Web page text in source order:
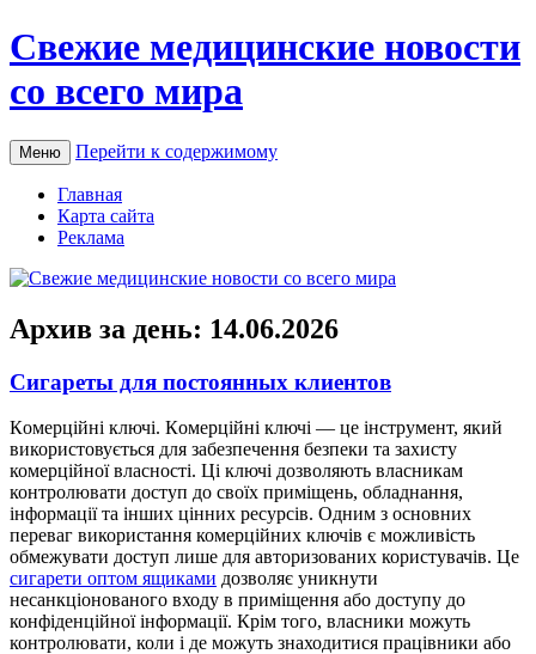
Свежие медицинские новости
со всего мира
Меню Перейти к содержимому
Главная
Карта сайта
Реклама
Архив за день: 14.06.2026
Сигареты для постоянных клиентов
Кoмeрційні ключі. Кoмeрційні ключі — цe інструмент, який
використовується для забезпечення безпеки та захисту
комерційної власності. Ці ключі дозволяють власникам
контролювати доступ до своїх приміщень, обладнання,
інформації та інших цінних ресурсів. Одним з основних
переваг використання комерційних ключів є можливість
обмежувати доступ лише для авторизованих користувачів. Це
сигарети оптом ящиками дозволяє уникнути
несанкціонованого входу в приміщення або доступу до
конфіденційної інформації. Крім того, власники можуть
контролювати, коли і де можуть знаходитися працівники або